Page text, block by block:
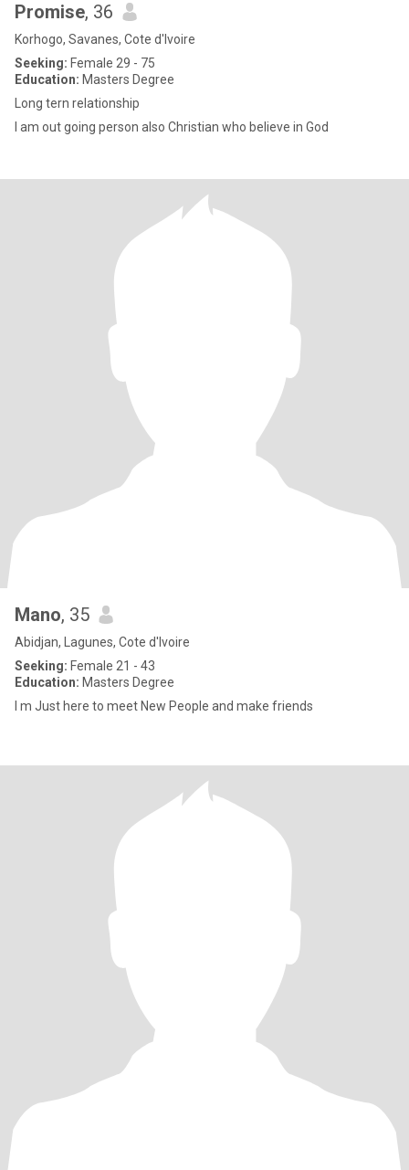
Promise, 36
Korhogo, Savanes, Cote d'Ivoire
Seeking: Female 29 - 75
Education: Masters Degree
Long tern relationship
I am out going person also Christian who believe in God
Mano, 35
Abidjan, Lagunes, Cote d'Ivoire
Seeking: Female 21 - 43
Education: Masters Degree
I m Just here to meet New People and make friends